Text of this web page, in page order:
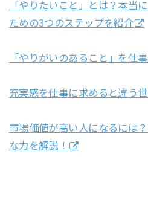
「やりたいこと」とは？本当
ための3つのステップを紹介
「やりがいのあること」を仕
充実感を仕事に求めると違う世
市場価値が高い人になるには
な力を解説！